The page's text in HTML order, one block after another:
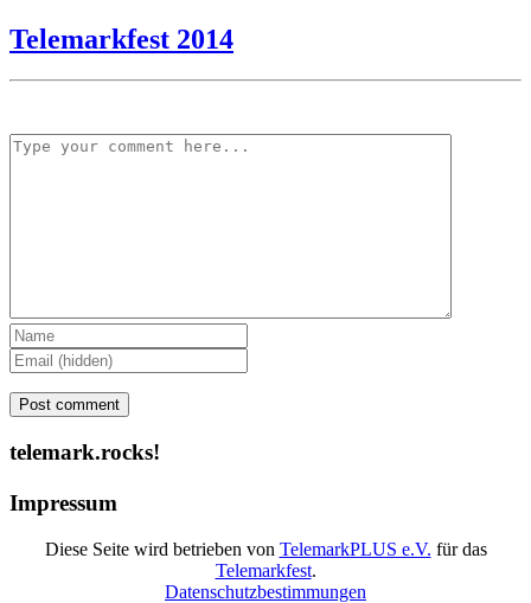
Telemarkfest 2014
telemark.rocks!
Impressum
Diese Seite wird betrieben von TelemarkPLUS e.V. für das
Telemarkfest.
Datenschutzbestimmungen